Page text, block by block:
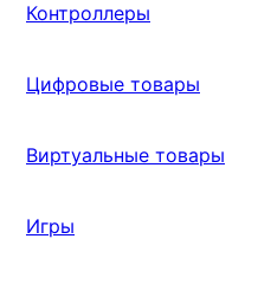
Контроллеры
Цифровые товары
Виртуальные товары
Игры